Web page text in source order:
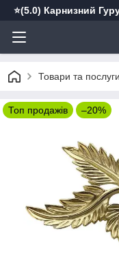
⭐️(5.0) Карнизний
Товари та послуги
Топ продажів –20%